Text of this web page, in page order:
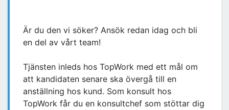
Är du den vi söker? Ansök redan idag och bli
en del av vårt team!
Tjänsten inleds hos TopWork med ett mål om
att kandidaten senare ska övergå till en
anställning hos kund. Som konsult hos
TopWork får du en konsultchef som stöttar dig